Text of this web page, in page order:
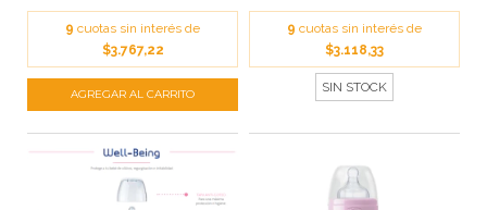
9 cuotas sin interés de
$3.767,22
9 cuotas sin interés de
$3.118,33
SIN STOCK